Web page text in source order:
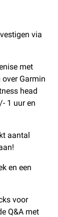
via
met
Garmin
head
1 uur en
aantal
en een
voor
Q&A met